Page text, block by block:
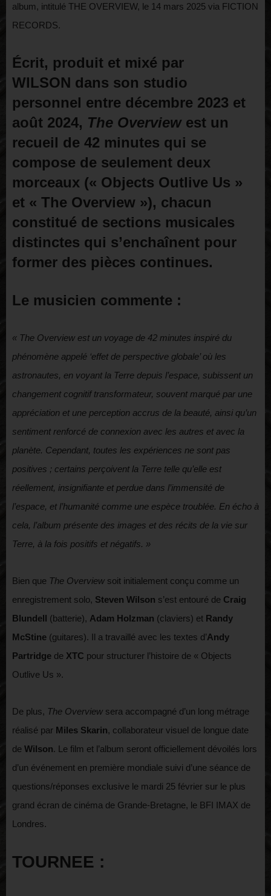
album, intitulé THE OVERVIEW, le 14 mars 2025 via FICTION
RECORDS.
Écrit, produit et mixé par
WILSON dans son studio
personnel entre décembre 2023 et
août 2024, The Overview est un
recueil de 42 minutes qui se
compose de seulement deux
morceaux (« Objects Outlive Us »
et « The Overview »), chacun
constitué de sections musicales
distinctes qui s’enchaînent pour
former des pièces continues.
Le musicien commente :
« The Overview est un voyage de 42 minutes inspiré du
phénomène appelé ‘effet de perspective globale’ où les
astronautes, en voyant la Terre depuis l’espace, subissent un
changement cognitif transformateur, souvent marqué par une
appréciation et une perception accrus de la beauté, ainsi qu’un
sentiment renforcé de connexion avec les autres et avec la
planète. Cependant, toutes les expériences ne sont pas
positives ; certains perçoivent la Terre telle qu’elle est
réellement, insignifiante et perdue dans l’immensité de
l’espace, et l’humanité comme une espèce troublée. En écho à
cela, l’album présente des images et des récits de la vie sur
Terre, à la fois positifs et négatifs. »
Bien que The Overview soit initialement conçu comme un
enregistrement solo, Steven Wilson s’est entouré de Craig
Blundell (batterie), Adam Holzman (claviers) et Randy
McStine (guitares). Il a travaillé avec les textes d’Andy
Partridge de XTC pour structurer l’histoire de « Objects
Outlive Us ».
De plus, The Overview sera accompagné d’un long métrage
réalisé par Miles Skarin, collaborateur visuel de longue date
de Wilson. Le film et l’album seront officiellement dévoilés lors
d’un événement en première mondiale suivi d’une séance de
questions/réponses exclusive le mardi 25 février sur le plus
grand écran de cinéma de Grande-Bretagne, le BFI IMAX de
Londres.
TOURNEE :